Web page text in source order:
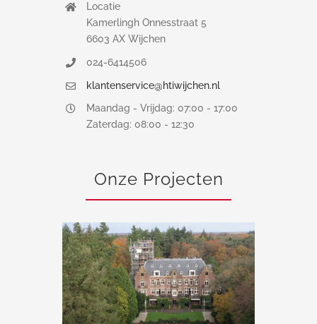
Locatie
Kamerlingh Onnesstraat 5
6603 AX Wijchen
024-6414506
klantenservice@htiwijchen.nl
Maandag - Vrijdag: 07:00 - 17:00
Zaterdag: 08:00 - 12:30
Onze Projecten